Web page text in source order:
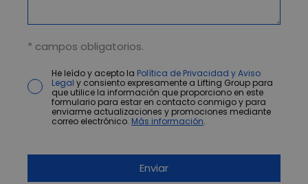
* campos obligatorios.
He leído y acepto la Política de Privacidad y Aviso
Legal y consiento expresamente a Lifting Group para
que utilice la información que proporciono en este
formulario para estar en contacto conmigo y para
enviarme actualizaciones y promociones mediante
correo electrónico. Más información.